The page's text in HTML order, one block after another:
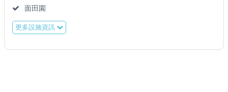
面田園
更多設施資訊